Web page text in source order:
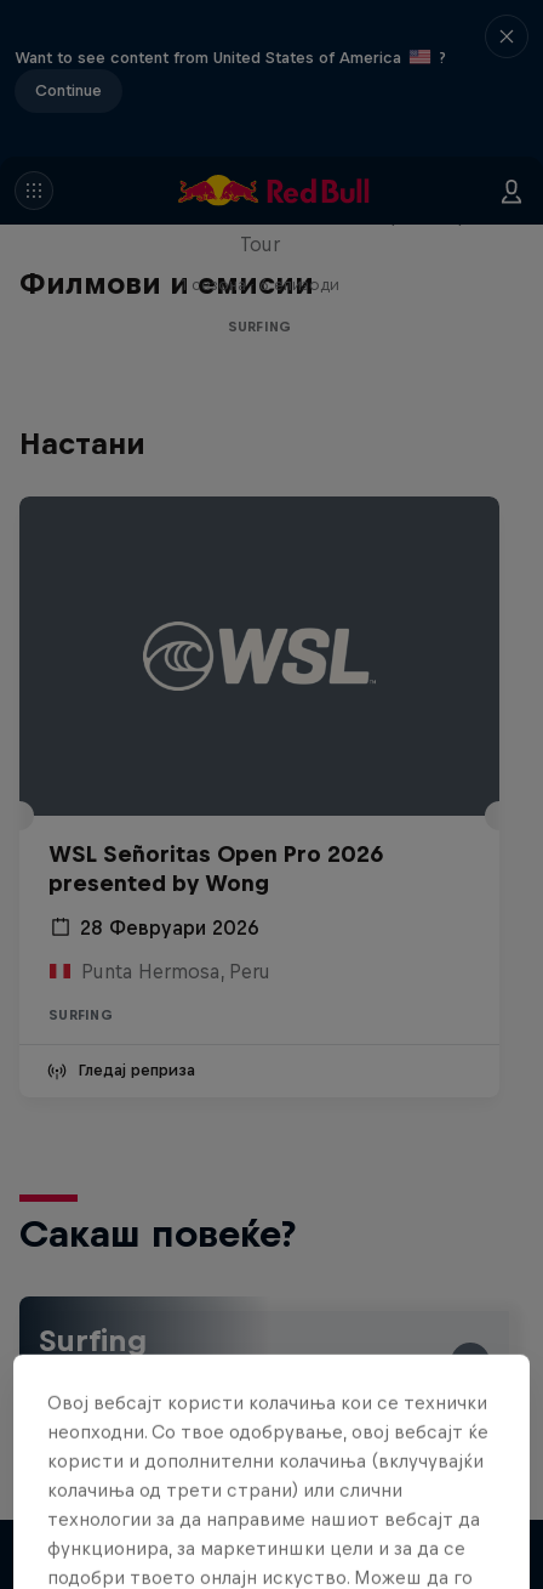
Want to see content from United States of America
?
Continue
Филмови и емисии
WSL Replay
Tour
1 сезона · 6 епизоди
SURFING
Настани
WSL Señoritas Open Pro 2026
presented by Wong
28 Февруари 2026
Punta Hermosa, Peru
SURFING
Гледај реприза
Сакаш повеќе?
Surfing
roaring collection of surf films, shows and …
Овој вебсајт користи колачиња кои се технички
неопходни. Со твое одобрување, овој вебсајт ќе
користи и дополнителни колачиња (вклучувајќи
колачиња од трети страни) или слични
технологии за да направиме нашиот вебсајт да
функционира, за маркетиншки цели и за да се
подобри твоето онлајн искуство. Можеш да го